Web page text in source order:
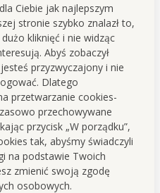
Ciebie jak najlepszym
stronie szybko znalazł to,
kliknięć i nie widząc
Abyś zobaczył
przyzwyczajony i nie
Dlatego
przetwarzanie cookies-
przechowywane
przycisk „W porządku”,
tak, abyśmy świadczyli
na podstawie Twoich
zmienić swoją zgodę
osobowych.